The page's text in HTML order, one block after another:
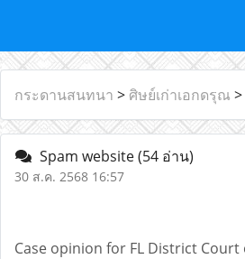
กระดานสนทนา > ศิษย์เก่าเอกดรุณ >
Spam website(54 อ่าน)
30 ส.ค. 2568 16:57
Case opinion for FL District Court